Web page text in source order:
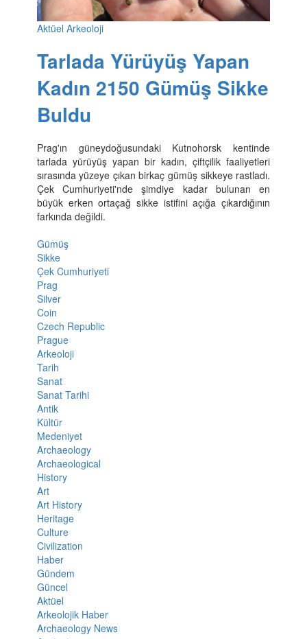
Aktüel Arkeoloji
Tarlada Yürüyüş Yapan
Kadın 2150 Gümüş Sikke
Buldu
Prag'ın güneydoğusundaki Kutnohorsk kentinde
tarlada yürüyüş yapan bir kadın, çiftçilik faaliyetleri
sırasında yüzeye çıkan birkaç gümüş sikkeye rastladı.
Çek Cumhuriyeti'nde şimdiye kadar bulunan en
büyük erken ortaçağ sikke istifini açığa çıkardığının
farkında değildi.
Gümüş
Sikke
Çek Cumhuriyeti
Prag
Silver
Coin
Czech Republic
Prague
Arkeoloji
Tarih
Sanat
Sanat Tarihi
Antik
Kültür
Medeniyet
Archaeology
Archaeological
History
Art
Art History
Heritage
Culture
Civilization
Haber
Gündem
Güncel
Aktüel
Arkeolojik Haber
Archaeology News